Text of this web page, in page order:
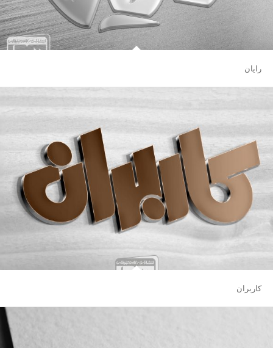
رایان
کاربران